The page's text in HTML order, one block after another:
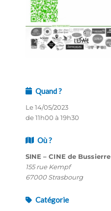
Quand ?
Le 14/05/2023
de 11h00 à 19h30
Où ?
SINE – CINE de Bussierre
155 rue Kempf
67000 Strasbourg
Catégorie